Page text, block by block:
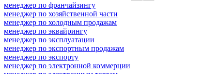
менеджер по франчайзингу
менеджер по хозяйственной части
менеджер по холодным продажам
менеджер по эквайрингу
менеджер по эксплуатации
менеджер по экспортным продажам
менеджер по экспорту
менеджер по электронной коммерции